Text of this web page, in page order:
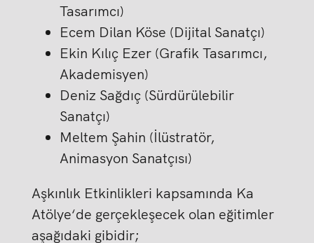
Tasarımcı)
Ecem Dilan Köse (Dijital Sanatçı)
Ekin Kılıç Ezer (Grafik Tasarımcı,
Akademisyen)
Deniz Sağdıç (Sürdürülebilir
Sanatçı)
Meltem Şahin (İlüstratör,
Animasyon Sanatçısı)
Aşkınlık Etkinlikleri kapsamında Ka
Atölye‘de gerçekleşecek olan eğitimler
aşağıdaki gibidir;